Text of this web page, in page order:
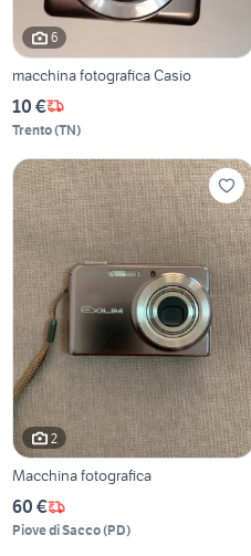
6
macchina fotografica Casio
10 €
Trento(TN)
2
Macchina fotografica
60 €
Piove di Sacco(PD)